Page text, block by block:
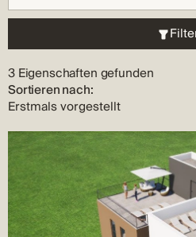
3 Eigenschaften gefunden
Sortieren nach: